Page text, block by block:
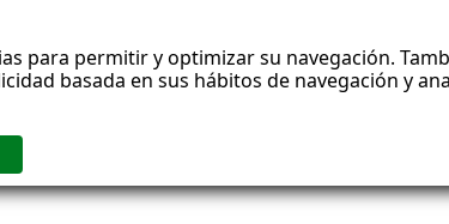
para permitir y optimizar su navegación.
basada en sus hábitos de navegación y